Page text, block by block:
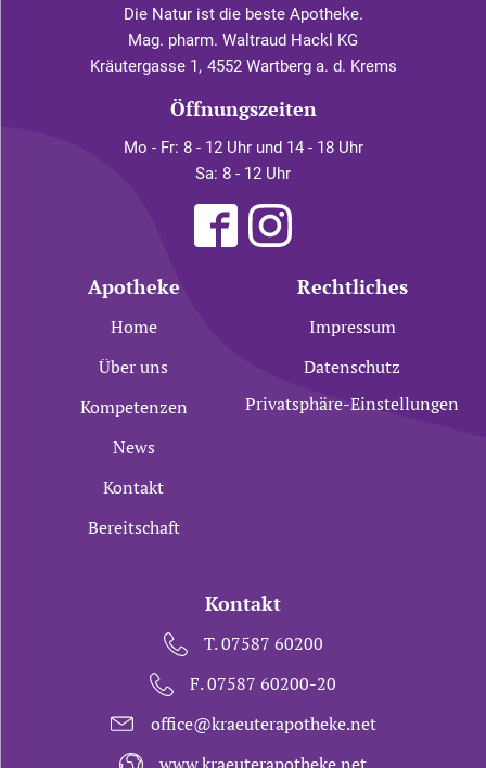
Die Natur ist die beste Apotheke.
Mag. pharm. Waltraud Hackl KG
Kräutergasse 1 , 4552 Wartberg a. d. Krems
Öffnungszeiten
Mo - Fr: 8 - 12 Uhr und 14 - 18 Uhr
Sa: 8 - 12 Uhr
Apotheke
Home
Über uns
Kompetenzen
News
Kontakt
Bereitschaft
Rechtliches
Impressum
Datenschutz
Privatsphäre-Einstellungen
Kontakt
T. 07587 60200
F. 07587 60200-20
office@kraeuterapotheke.net